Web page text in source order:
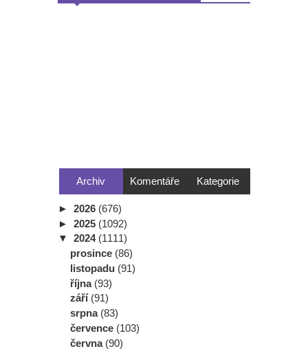
Archiv Komentáře Kategorie
► 2026 (676)
► 2025 (1092)
▼ 2024 (1111)
prosince (86)
listopadu (91)
října (93)
září (91)
srpna (83)
července (103)
června (90)